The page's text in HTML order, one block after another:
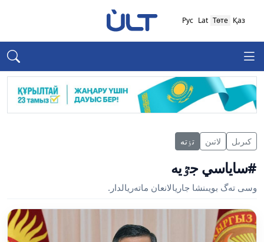
Қаз
Төте
Lat
Рус
كىرىل لاتىن تٶتە
#ساياسي جٷيە
وسى تەگ بويىنشا جاريالانعان ماتەريالدار.